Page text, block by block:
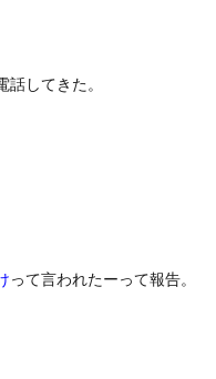
話してきた。
って言われたーって報告。